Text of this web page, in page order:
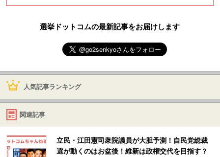
選挙ドットコムの最新記事をお届けします
人気記事ランキング
関連記事
立民・江田憲司衆院議員が大胆予測！自民党総裁
選が動くのはお盆後！維新は政権交代を目指す？